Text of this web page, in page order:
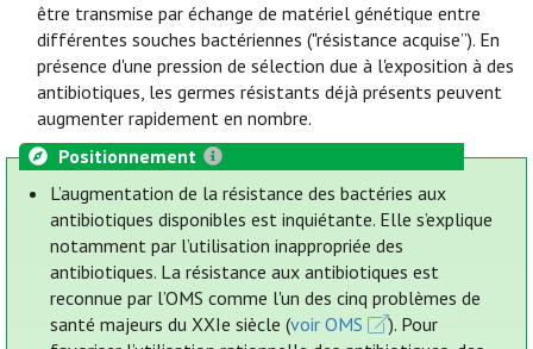
être transmise par échange de matériel génétique entre
différentes souches bactériennes ("résistance acquise”). En
présence d'une pression de sélection due à l'exposition à des
antibiotiques, les germes résistants déjà présents peuvent
augmenter rapidement en nombre.
Positionnement
L’augmentation de la résistance des bactéries aux
antibiotiques disponibles est inquiétante. Elle s’explique
notamment par l’utilisation inappropriée des
antibiotiques. La résistance aux antibiotiques est
reconnue par l’OMS comme l'un des cinq problèmes de
santé majeurs du XXIe siècle (voir OMS
). Pour